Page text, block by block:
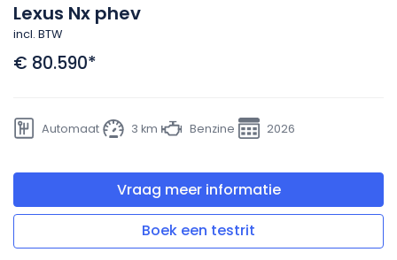
Lexus Nx phev
incl. BTW
€ 80.590*
Vraag meer informatie
Boek een testrit
Automaat 3 km Benzine 2026